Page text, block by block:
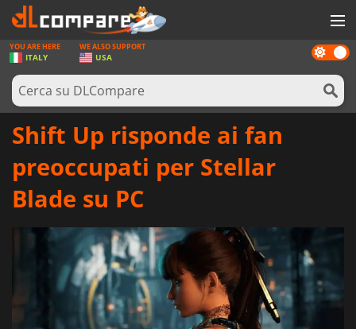
GIOCHI
PREPAGATE
SOFTWARE
HARDWARE
ACCEDI O REGISTRATI
Dark
mode
YOU ARE HERE
ITALY
WE ALSO SUPPORT
USA
Shift Up risponde ai fan
preoccupati per Stellar
Blade su PC